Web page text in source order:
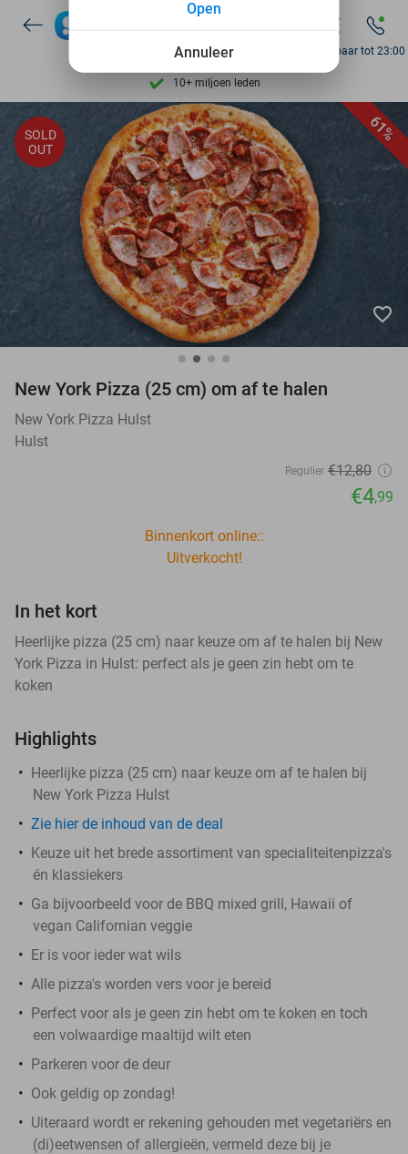
Ontdek 15.000+ deals
7 dagen per week beschikbaar
10+ miljoen leden
9,4 op basis van 206.489 reviews
Ontdek 15.000+ deals
7 dagen per week beschikbaar
10+ miljoen leden
Bereikbaar tot 23:00
61%
SOLD
OUT
favorite_border
New York Pizza (25 cm) om af te halen
New York Pizza Hulst
Hulst
Regulier €12,80
€4,99
Binnenkort online::
Uitverkocht!
In het kort
Heerlijke pizza (25 cm) naar keuze om af te halen bij New
York Pizza in Hulst: perfect als je geen zin hebt om te
koken
Highlights
Heerlijke pizza (25 cm) naar keuze om af te halen bij
New York Pizza Hulst
Zie hier de inhoud van de deal
Keuze uit het brede assortiment van specialiteitenpizza's
én klassiekers
Ga bijvoorbeeld voor de BBQ mixed grill, Hawaii of
vegan Californian veggie
Er is voor ieder wat wils
Alle pizza's worden vers voor je bereid
Perfect voor als je geen zin hebt om te koken en toch
een volwaardige maaltijd wilt eten
Parkeren voor de deur
Ook geldig op zondag!
Uiteraard wordt er rekening gehouden met vegetariërs en
(di)eetwensen of allergieën, vermeld deze bij je
Annuleer
Open